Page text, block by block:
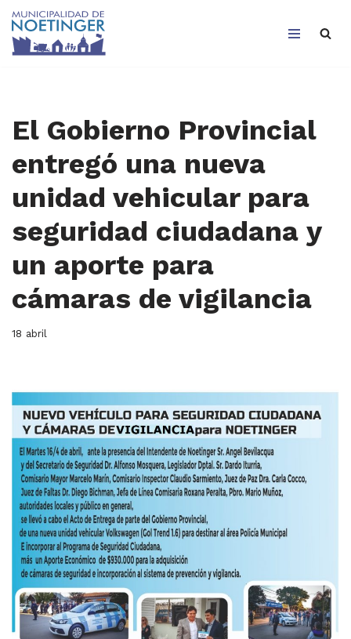
Saltar
El Gobierno Provincial
entregó una nueva
unidad vehicular para
seguridad ciudadana y
un aporte para
cámaras de vigilancia
18 abril